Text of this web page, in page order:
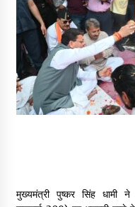
Thought
May
Thought
May
मुख्यमंत्री पुष्कर सिंह धामी ने